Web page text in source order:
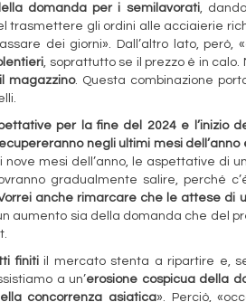
domanda per i semilavorati,
trasmettere gli ordini alle acciaierie
dei giorni». Dall’altro lato, però,
, soprattutto se il prezzo è in calo.
magazzino. Questa combinazione
per la fine del 2024 e l’inizio
negli ultimi mesi dell’anno
mesi dell’anno, le aspettative di
gradualmente salire, perché
anche rimarcare che le attese di
aumento sia della domanda che del
finitiil mercato stenta a ripartire e,
a un’erosione cospicua della
concorrenza asiatica». Perciò,